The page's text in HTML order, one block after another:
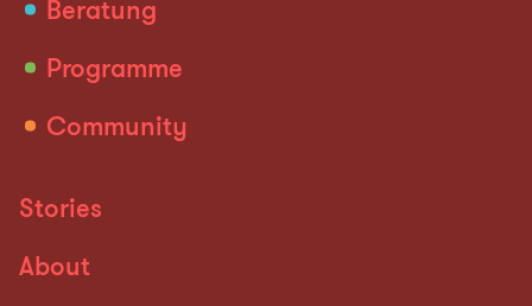
Beratung
Programme
Community
Stories
About